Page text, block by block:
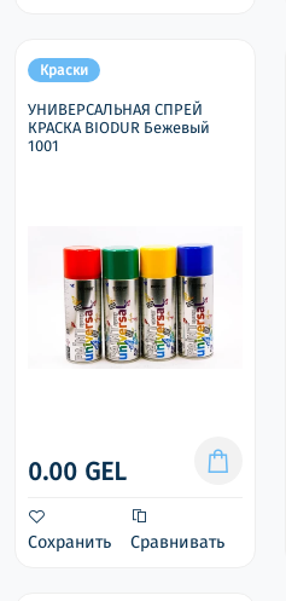
Краски
УНИВЕРСАЛЬНАЯ СПРЕЙ
КРАСКА BIODUR Бежевый
1001
0.00 GEL
Сохранить Сравнивать